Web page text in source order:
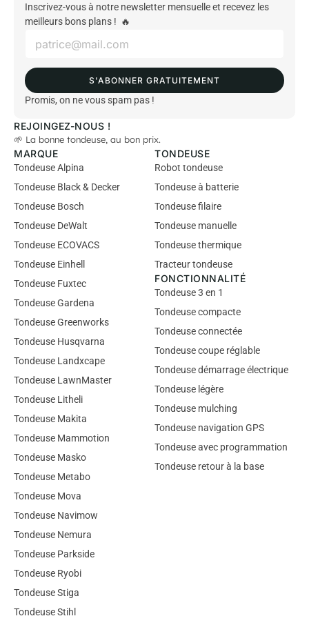
Inscrivez-vous à notre newsletter mensuelle et recevez les
meilleurs bons plans ! 🔥
i
l
*
S'ABONNER GRATUITEMENT
Promis, on ne vous spam pas !
REJOINGEZ-NOUS !
🌱 La bonne tondeuse, au bon prix.
MARQUE
Tondeuse Alpina
Tondeuse Black & Decker
Tondeuse Bosch
Tondeuse DeWalt
Tondeuse ECOVACS
Tondeuse Einhell
Tondeuse Fuxtec
Tondeuse Gardena
Tondeuse Greenworks
Tondeuse Husqvarna
Tondeuse Landxcape
Tondeuse LawnMaster
Tondeuse Litheli
Tondeuse Makita
Tondeuse Mammotion
Tondeuse Masko
Tondeuse Metabo
Tondeuse Mova
Tondeuse Navimow
Tondeuse Nemura
Tondeuse Parkside
Tondeuse Ryobi
Tondeuse Stiga
Tondeuse Stihl
TONDEUSE
Robot tondeuse
Tondeuse à batterie
Tondeuse filaire
Tondeuse manuelle
Tondeuse thermique
Tracteur tondeuse
FONCTIONNALITÉ
Tondeuse 3 en 1
Tondeuse compacte
Tondeuse connectée
Tondeuse coupe réglable
Tondeuse démarrage électrique
Tondeuse légère
Tondeuse mulching
Tondeuse navigation GPS
Tondeuse avec programmation
Tondeuse retour à la base